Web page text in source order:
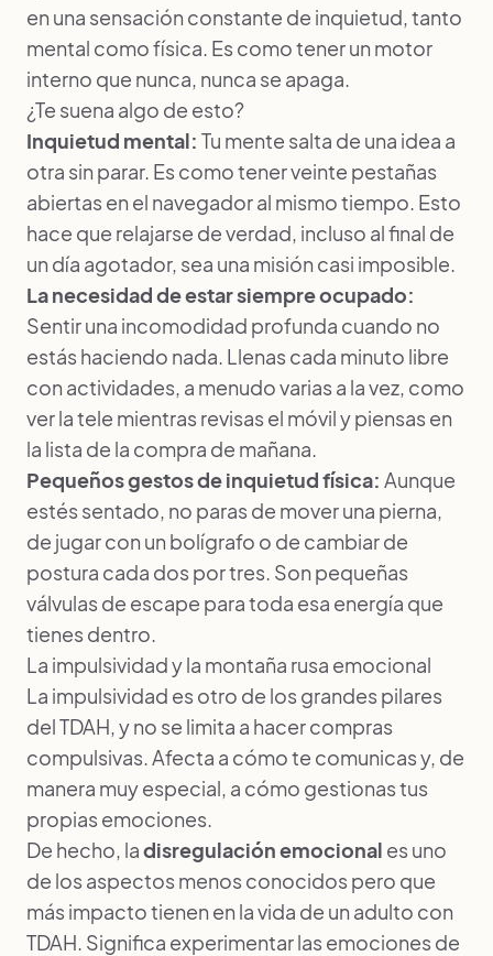
en una sensación constante de inquietud, tanto
mental como física. Es como tener un motor
interno que nunca, nunca se apaga.
¿Te suena algo de esto?
Inquietud mental: Tu mente salta de una idea a
otra sin parar. Es como tener veinte pestañas
abiertas en el navegador al mismo tiempo. Esto
hace que relajarse de verdad, incluso al final de
un día agotador, sea una misión casi imposible.
La necesidad de estar siempre ocupado:
Sentir una incomodidad profunda cuando no
estás haciendo nada. Llenas cada minuto libre
con actividades, a menudo varias a la vez, como
ver la tele mientras revisas el móvil y piensas en
la lista de la compra de mañana.
Pequeños gestos de inquietud física: Aunque
estés sentado, no paras de mover una pierna,
de jugar con un bolígrafo o de cambiar de
postura cada dos por tres. Son pequeñas
válvulas de escape para toda esa energía que
tienes dentro.
La impulsividad y la montaña rusa emocional
La impulsividad es otro de los grandes pilares
del TDAH, y no se limita a hacer compras
compulsivas. Afecta a cómo te comunicas y, de
manera muy especial, a cómo gestionas tus
propias emociones.
De hecho, ladisregulación emocional es uno
de los aspectos menos conocidos pero que
más impacto tienen en la vida de un adulto con
TDAH. Significa experimentar las emociones de